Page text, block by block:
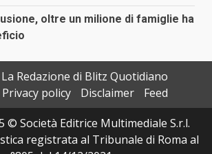
oltre un milione di famiglie ha
La Redazione di Blitz Quotidiano
Privacy policy Disclaimer
Feed
© Società Editrice Multimediale S.r.l.
registrata al Tribunale di Roma al